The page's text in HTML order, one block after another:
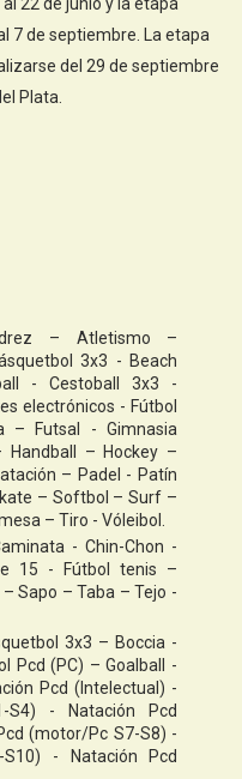
7 de septiembre. La etapa
del 29 de septiembre
Plata.
– Atletismo –
3x3 - Beach
- Cestoball 3x3 -
electrónicos - Fútbol
– Futsal - Gimnasia
– Hockey –
– Padel - Patín
– Softbol – Surf –
– Tiro - Vóleibol.
- Chin-Chon -
15 - Fútbol tenis –
Sapo – Taba – Tejo -
3x3 – Boccia -
Pcd (PC) – Goalball -
Pcd (Intelectual) -
S4) - Natación Pcd
(motor/Pc S7-S8) -
- Natación Pcd